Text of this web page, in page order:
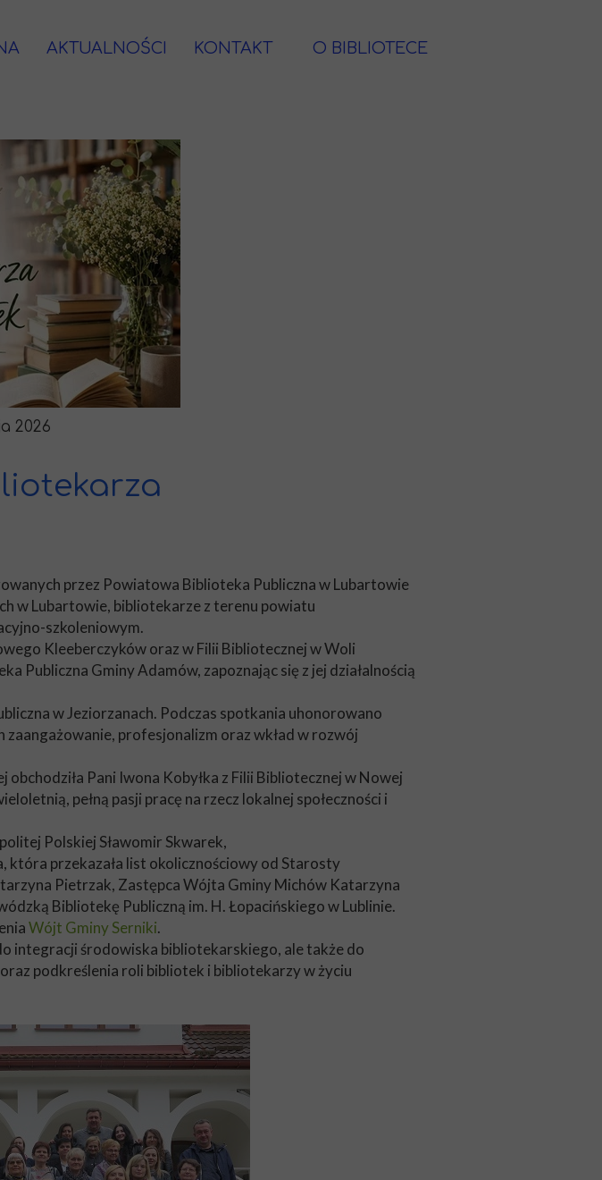
2026
przez Powiatowa Biblioteka Publiczna w Lubartowie
w Lubartowie, bibliotekarze z terenu powiatu
szkoleniowym.
Kleeberczyków oraz w Filii Bibliotecznej w Woli
Publiczna Gminy Adamów, zapoznając się z jej działalnością
w Jeziorzanach. Podczas spotkania uhonorowano
profesjonalizm oraz wkład w rozwój
Pani Iwona Kobyłka z Filii Bibliotecznej w Nowej
pełną pasji pracę na rzecz lokalnej społeczności i
Polskiej Sławomir Skwarek,
która przekazała list okolicznościowy od Starosty
Pietrzak, Zastępca Wójta Gminy Michów Katarzyna
Bibliotekę Publiczną im. H. Łopacińskiego w Lublinie.
Wójt Gminy Serniki.
integracji środowiska bibliotekarskiego, ale także do
podkreślenia roli bibliotek i bibliotekarzy w życiu
AKTUALNOŚCI KONTAKT O BIBLIOTECE